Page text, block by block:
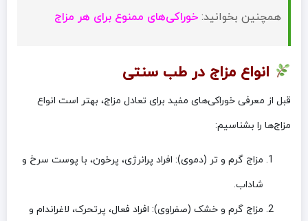
همچنین بخوانید: خوراکی‌های ممنوع برای هر مزاج
انواع مزاج در طب سنتی
قبل از معرفی خوراکی‌های مفید برای تعادل مزاج، بهتر است انواع
مزاج‌ها را بشناسیم:
مزاج گرم و تر (دموی): افراد پرانرژی، پرخون، با پوست سرخ و
شاداب.
مزاج گرم و خشک (صفراوی): افراد فعال، پرتحرک، لاغراندام و